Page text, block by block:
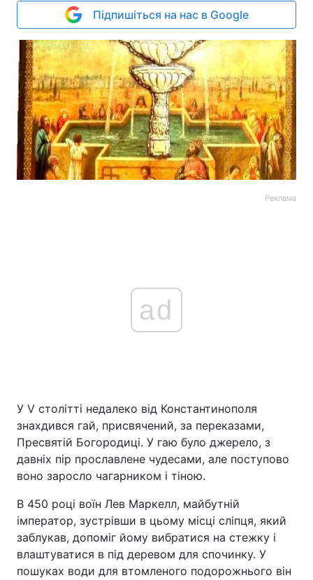
Підпишіться на нас в Google
Реклама
ad
У V столітті недалеко від Константинополя
знахдився гай, присвячений, за переказами,
Пресвятій Богородиці. У гаю було джерело, з
давніх пір прославлене чудесами, але поступово
воно заросло чагарником і тіною.
В 450 році воїн Лев Маркелл, майбутній
імператор, зустрівши в цьому місці сліпця, який
заблукав, допоміг йому вибратися на стежку і
влаштуватися в під деревом для спочинку. У
пошуках води для втомленого подорожнього він